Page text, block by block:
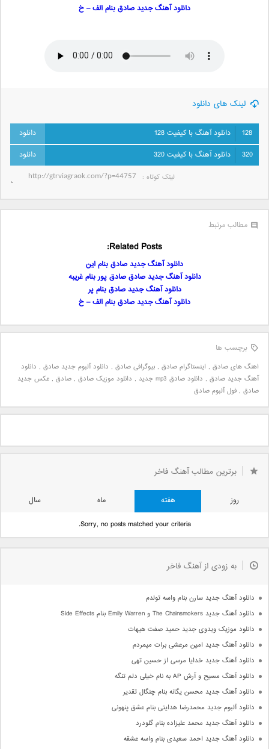
دانلود آهنگ جدید صادق بنام الف – خ
لینک های دانلود
128
دانلود آهنگ با کیفیت 128
320
دانلود آهنگ با کیفیت 320
لینک کوتاه‌ :
مطالب مرتبط
Related Posts:
دانلود آهنگ جدید صادق بنام این
دانلود آهنگ جدید صادق صادق پور بنام غریبه
دانلود آهنگ جدید صادق بنام پر
دانلود آهنگ جدید صادق بنام الف – خ
برچسب ها
اهنگ های صادق , اینستاگرام صادق , بیوگرافی صادق , دانلود آلبوم جدید صادق , دانلود
آهنگ جدید صادق , دانلود صادق mp3 جدید , دانلود موزیک صادق , صادق , عکس جدید
صادق , فول آلبوم صادق
برترین مطالب آهنگ فاخر
روز هفته ماه
سال
Sorry, no posts matched your criteria.
به زودی از آهنگ فاخر
دانلود آهنگ جدید سارن بنام واسه تولدم
دانلود آهنگ جدید The Chainsmokers و Emily Warren بنام Side Effects
دانلود موزیک ویدوی جدید حمید صفت هیهات
دانلود آهنگ جدید امین مرعشی برات میمردم
دانلود آهنگ جدید خدایا مرسی از حسین تهی
دانلود آهنگ مسیح و آرش AP به نام خیلی دلم تنگه
دانلود آهنگ جدید محسن یگانه بنام چنگال تقدیر
دانلود آلبوم جدید محمدرضا هدایتی بنام عشق پنهونی
دانلود آهنگ جدید محمد علیزاده بنام گلودرد
دانلود آهنگ جدید احمد سعیدی بنام واسه عشقه